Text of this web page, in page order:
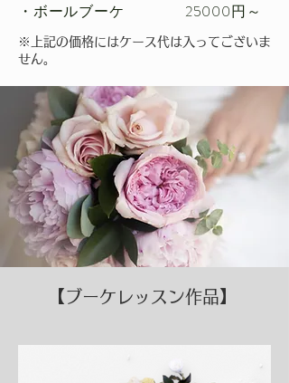
・ボールブーケ 25000円～
​※上記の価格にはケース代は入ってございま
せん。
​【ブーケレッスン作品】